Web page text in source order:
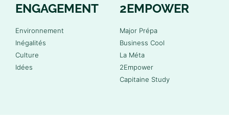
ENGAGEMENT
Environnement
Inégalités
Culture
Idées
2EMPOWER
Major Prépa
Business Cool
La Méta
2Empower
Capitaine Study